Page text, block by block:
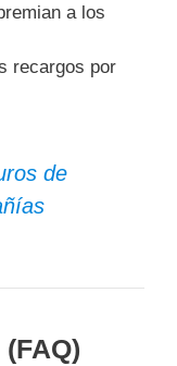
a los
recargos por
de